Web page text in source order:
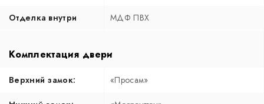
Отделка внутри МДФ ПВХ
Комплектация двери
Верхний замок: «Просам»